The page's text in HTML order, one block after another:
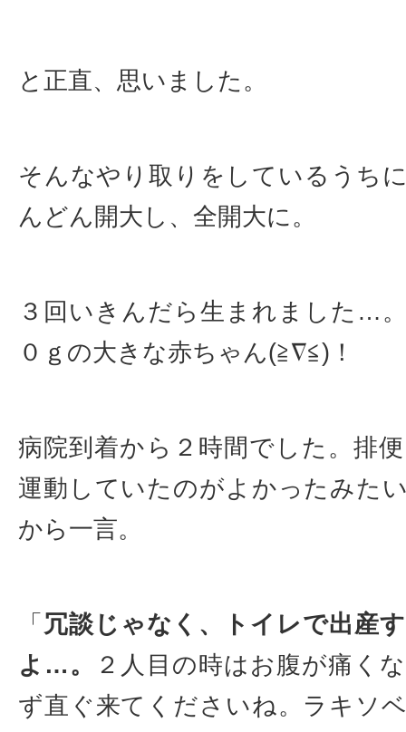
と正直、思いました。
そんなやり取りをしているうち
んどん開大し、全開大に。
３回いきんだら生まれました…
０ｇの大きな赤ちゃん(≧∇≦)！
病院到着から２時間でした。排
運動していたのがよかったみた
から一言。
「 冗談じゃなく、トイレで出産
よ…。
２人目の時はお腹が痛く
ず直ぐ来てくださいね。ラキソ